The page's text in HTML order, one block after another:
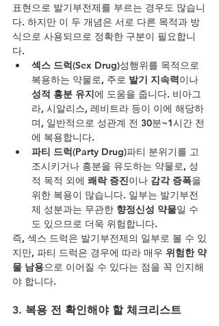
표현으로 발기부전제를 부르는 경우도 많습니
다. 하지만 이 두 개념은 서로 다른 목적과 방
식으로 사용되므로 정확한 구분이 필요합니
다.
섹스 드럭(Sex Drug)성행위를 목적으로
복용하는 약물로, 주로 발기 지속력이나
성적 흥분 유지에 도움을 줍니다. 비아그
라, 시알리스, 레비트라 등이 이에 해당하
며, 일반적으로 성관계 전 30분~1시간 전
에 복용합니다.
파티 드럭(Party Drug)파티 분위기를 고
조시키거나 흥분을 유도하는 약물로, 성
적 목적 외에 쾌락 증진이나 감각 증폭을
위한 복용이 많습니다. 일부는 발기부전
제 성분과는 무관한 향정신성 약물일 수
도 있으므로 더욱 위험합니다.
즉, 섹스 드럭은 발기부전제의 일부로 볼 수 있
지만, 파티 드럭은 경우에 따라 매우 위험한 약
물 남용으로 이어질 수 있다는 점을 꼭 인지해
야 합니다.
3. 복용 전 확인해야 할 체크리스트